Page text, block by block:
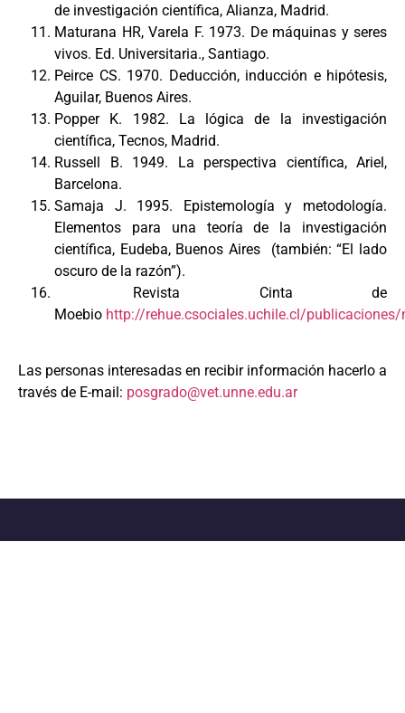
de investigación científica, Alianza, Madrid.
Maturana HR, Varela F. 1973. De máquinas y seres
vivos. Ed. Universitaria., Santiago.
Peirce CS. 1970. Deducción, inducción e hipótesis,
Aguilar, Buenos Aires.
Popper K. 1982. La lógica de la investigación
científica, Tecnos, Madrid.
Russell B. 1949. La perspectiva científica, Ariel,
Barcelona.
Samaja J. 1995. Epistemología y metodología.
Elementos para una teoría de la investigación
científica, Eudeba, Buenos Aires (también: “El lado
oscuro de la razón”).
Revista Cinta de
Moebio http://rehue.csociales.uchile.cl/
Las personas interesadas en recibir información hacerlo a
través de E-mail: posgrado@vet.unne.edu.ar